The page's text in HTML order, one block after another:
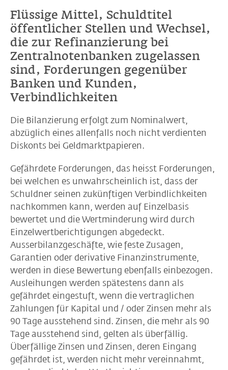
Flüssige Mittel, Schuldtitel
öffentlicher Stellen und Wechsel,
die zur Refinanzierung bei
Zentralnotenbanken zugelassen
sind, Forderungen gegenüber
Banken und Kunden,
Verbindlichkeiten
Die Bilanzierung erfolgt zum Nominalwert,
abzüglich eines allenfalls noch nicht verdienten
Diskonts bei Geldmarktpapieren.
Gefährdete Forderungen, das heisst Forderungen,
bei welchen es unwahrscheinlich ist, dass der
Schuldner seinen zukünftigen Verbindlichkeiten
nachkommen kann, werden auf Einzelbasis
bewertet und die Wertminderung wird durch
Einzelwertberichtigungen abgedeckt.
Ausserbilanzgeschäfte, wie feste Zusagen,
Garantien oder derivative Finanzinstrumente,
werden in diese Bewertung ebenfalls einbezogen.
Ausleihungen werden spätestens dann als
gefährdet eingestuft, wenn die vertraglichen
Zahlungen für Kapital und / oder Zinsen mehr als
90 Tage ausstehend sind. Zinsen, die mehr als 90
Tage ausstehend sind, gelten als überfällig.
Überfällige Zinsen und Zinsen, deren Eingang
gefährdet ist, werden nicht mehr vereinnahmt,